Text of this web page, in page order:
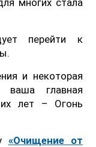
перейти к
и некоторая
главная
лет – Огонь
«Очищение от